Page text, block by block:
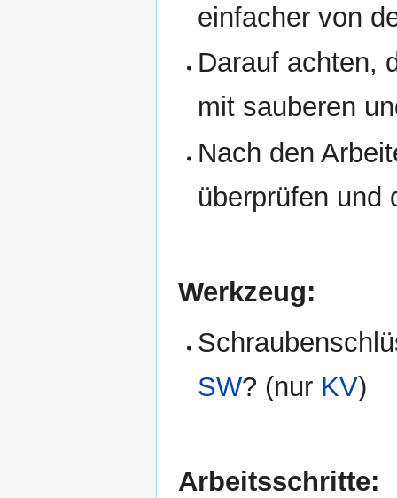
einfacher von
Darauf achten,
mit sauberen
Nach den
überprüfen und
Werkzeug:
SW? (nur KV)
Arbeitsschritte: